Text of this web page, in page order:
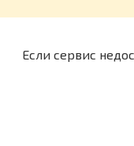
Если сервис